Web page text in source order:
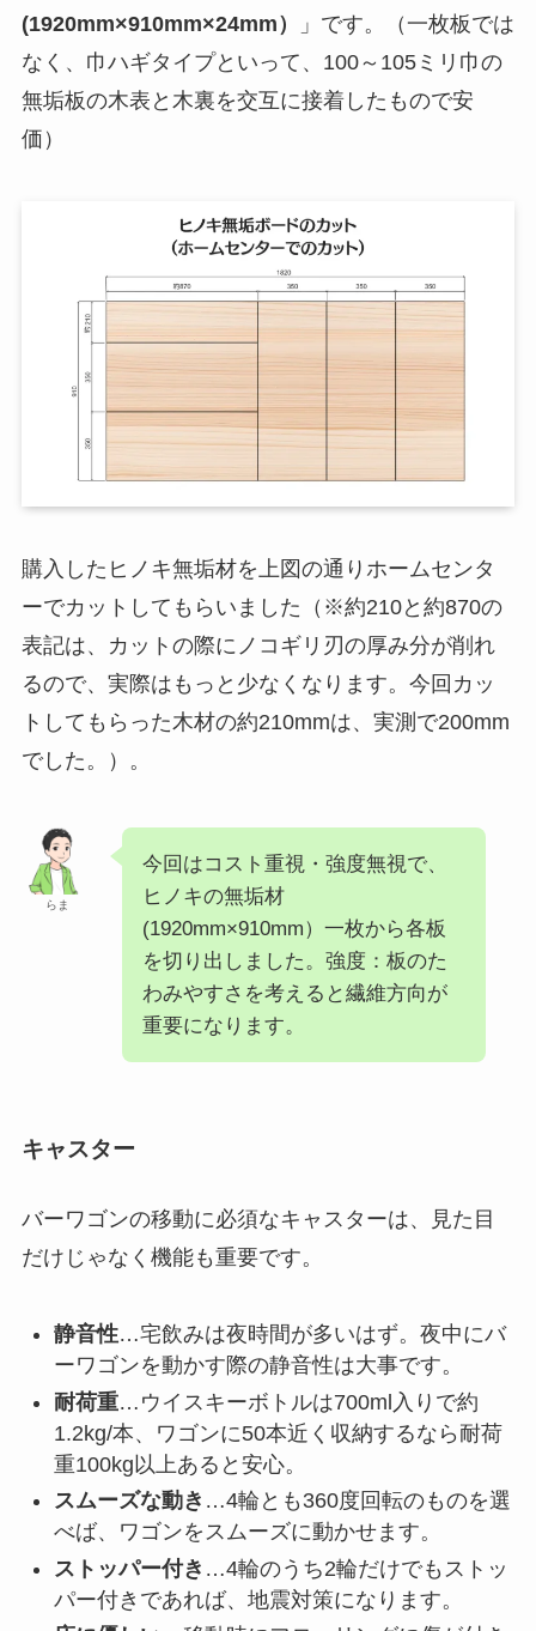
(1920mm×910mm×24mm）
」です。（一枚板では
なく、巾ハギタイプといって、100～105ミリ巾の
無垢板の木表と木裏を交互に接着したもので安
価）
購入したヒノキ無垢材を上図の通りホームセンタ
ーでカットしてもらいました（※約210と約870の
表記は、カットの際にノコギリ刃の厚み分が削れ
るので、実際はもっと少なくなります。今回カッ
トしてもらった木材の約210mmは、実測で200mm
でした。）。
らま
今回はコスト重視・強度無視で、
ヒノキの無垢材
(1920mm×910mm）一枚から各板
を切り出しました。強度：板のた
わみやすさを考えると繊維方向が
重要になります。
キャスター
バーワゴンの移動に必須なキャスターは、見た目
だけじゃなく機能も重要です。
静音性…宅飲みは夜時間が多いはず。夜中にバ
ーワゴンを動かす際の静音性は大事です。
耐荷重…ウイスキーボトルは700ml入りで約
1.2kg/本、ワゴンに50本近く収納するなら耐荷
重100kg以上あると安心。
スムーズな動き …4輪とも360度回転のものを選
べば、ワゴンをスムーズに動かせます。
ストッパー付き …4輪のうち2輪だけでもストッ
パー付きであれば、地震対策になります。